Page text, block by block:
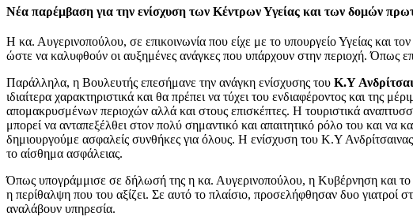
Νέα παρέμβαση για την ενίσχυση των Κέντρων Υγείας και των δομών
Η κα. Αυγερινοπούλου, σε επικοινωνία που είχε με το υπουργείο Υγείας και τον
ώστε να καλυφθούν οι αυξημένες ανάγκες που υπάρχουν στην περιοχή. Όπως
Παράλληλα, η Βουλευτής επεσήμανε την ανάγκη ενίσχυσης του Κ.Υ
ιδιαίτερα χαρακτηριστικά και θα πρέπει να τύχει του ενδιαφέροντος και της
απομακρυσμένων περιοχών αλλά και στους επισκέπτες. Η τουριστικά
μπορεί να ανταπεξέλθει στον πολύ σημαντικό και απαιτητικό ρόλο του και να
δημιουργούμε ασφαλείς συνθήκες για όλους. Η ενίσχυση του Κ.Υ
το αίσθημα ασφάλειας.
Όπως υπογράμμισε σε δήλωσή της η κα. Αυγερινοπούλου, η Κυβέρνηση και το
η περίθαλψη που του αξίζει. Σε αυτό το πλαίσιο, προσελήφθησαν δυο γιατροί
αναλάβουν υπηρεσία.